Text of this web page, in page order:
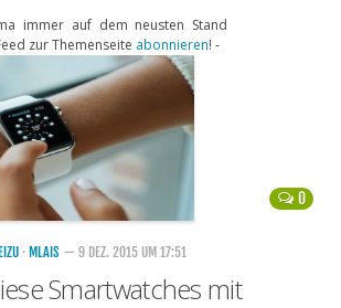
immer auf dem neusten Stand
zur Themenseite abonnieren! -
0
· MLAIS — 9 DEZ. 2015 UM 17:51
Smartwatches mit